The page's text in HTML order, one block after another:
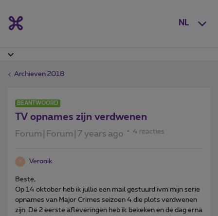
NL
Archieven 2018
BEANTWOORD
TV opnames zijn verdwenen
Forum|Forum|7 years ago 4 reacties
V Veronik
Beste,
Op 14 oktober heb ik jullie een mail gestuurd ivm mijn serie
opnames van Major Crimes seizoen 4 die plots verdwenen
zijn. De 2 eerste afleveringen heb ik bekeken en de dag erna